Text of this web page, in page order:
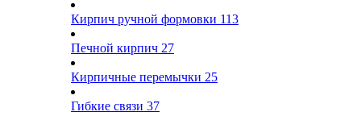
Кирпич ручной формовки 113
Печной кирпич 27
Кирпичные перемычки 25
Гибкие связи 37